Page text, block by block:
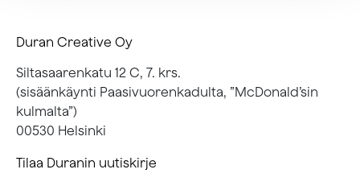
Duran Creative Oy
Siltasaarenkatu 12 C, 7. krs.
(sisäänkäynti Paasivuorenkadulta, ”McDonald’sin
kulmalta”)
00530 Helsinki
Tilaa Duranin uutiskirje